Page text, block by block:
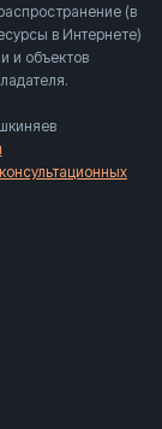
(в
в Интернете)
и объектов